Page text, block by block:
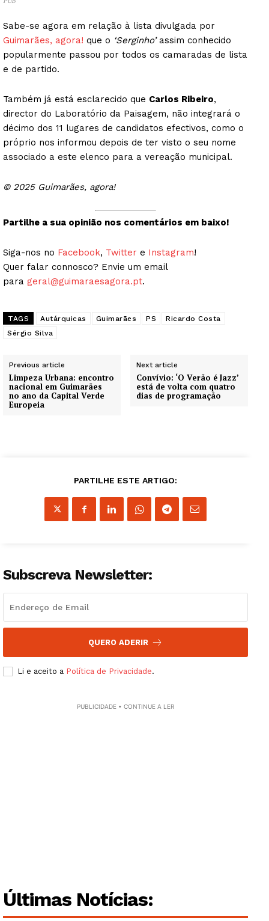
Sabe-se agora em relação à lista divulgada por
Guimarães, agora! que o ‘Serginho’assim conhecido
popularmente passou por todos os camaradas de lista
e de partido.
Também já está esclarecido que Carlos Ribeiro,
director do Laboratório da Paisagem, não integrará o
décimo dos 11 lugares de candidatos efectivos, como o
próprio nos informou depois de ter visto o seu nome
associado a este elenco para a vereação municipal.
© 2025 Guimarães, agora!
Partilhe a sua opinião nos comentários em baixo!
Siga-nos no Facebook, Twitter e Instagram!
Quer falar connosco? Envie um email
para geral@guimaraesagora.pt.
TAGS Autárquicas Guimarães PS
Ricardo Costa
Sérgio Silva
Previous article
Limpeza Urbana: encontro
nacional em Guimarães
no ano da Capital Verde
Europeia
Next article
Convívio: ‘O Verão é Jazz’
está de volta com quatro
dias de programação
PARTILHE ESTE ARTIGO:
Subscreva Newsletter:
QUERO ADERIR
Li e aceito a Política de Privacidade.
PUBLICIDADE • CONTINUE A LER
Últimas Notícias: